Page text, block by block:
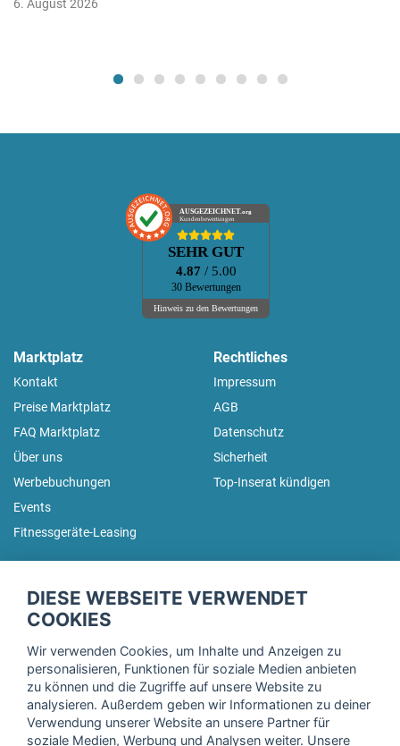
6. August 2026
AUSGEZEICHNET.org
Kundenbewertungen
SEHR GUT
4.87 / 5.00
30 Bewertungen
Hinweis zu den Bewertungen
Marktplatz
Kontakt
Preise Marktplatz
FAQ Marktplatz
Über uns
Werbebuchungen
Events
Fitnessgeräte-Leasing
Rechtliches
Impressum
AGB
Datenschutz
Sicherheit
Top-Inserat kündigen
Trage dich hier für unseren Newsletter ein und erhalte regelmäßig
Ich stimme der Verarbeitung meiner Daten, wie in der
Einwilligungserklärungder fitnessmarkt.de services GmbH
DIESE WEBSEITE VERWENDET
COOKIES
Wir verwenden Cookies, um Inhalte und Anzeigen zu
personalisieren, Funktionen für soziale Medien anbieten
zu können und die Zugriffe auf unsere Website zu
analysieren. Außerdem geben wir Informationen zu deiner
Verwendung unserer Website an unsere Partner für
soziale Medien, Werbung und Analysen weiter. Unsere